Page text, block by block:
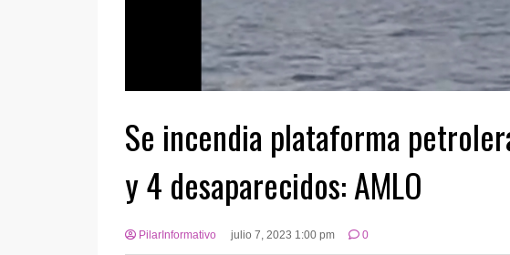
Se incendia plataforma
y 4 desaparecidos: AMLO
PilarInformativo julio 7, 2023 1:00 pm 0